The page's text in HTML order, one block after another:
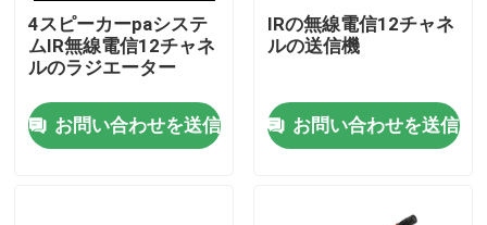
工場旅行
品質管理
4スピーカーpaシステ
ムIR無線電信12チャネ
ルのラジエーター
お問い合わせを送信
IRの無線電信12チャネ
ルの送信機
お問い合わせを送信